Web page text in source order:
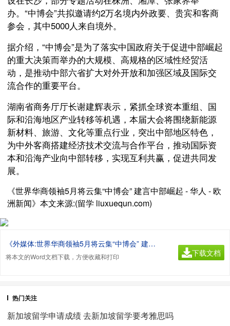
办。“中博会”共拟邀请约2万名境内外政要、贵宾和客商
参会，其中5000人来自境外。
据介绍，“中博会”是为了落实中国政府关于促进中部崛起
的重大决策而举办的大规模、高规格的区域性经贸活
动，是推动中部六省扩大对外开放和加强区域及国际交
流合作的重要平台。
湖南省商务厅厅长谢建辉表示，紧抓全球资本重组、国
际和沿海地区产业转移等机遇，本届大会将围绕新能源
新材料、旅游、文化等重点行业，突出中部地区特色，
为中外客商搭建经济技术交流与合作平台，推动国际资
本和沿海产业向中部转移，实现互利共赢，促进共同发
展。
《世界华商领袖5月将云集“中博会” 建言中部崛起 - 华人 - 欧
洲新闻》本文来源:(留学 liuxuequn.com)
《外媒体:世界华商领袖5月将云集“中博会” 建言中部崛起.doc》
将本文的Word文档下载，方便收藏和打印 下载文档
热门关注
新加坡留学申请成绩 去新加坡留学要考雅思吗